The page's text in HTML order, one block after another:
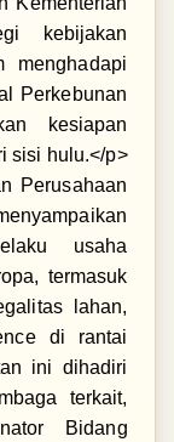
kebijakan
menghadapi
Perkebunan
kesiapan
sisi hulu.</p>
Perusahaan
usaha
termasuk
lahan,
di rantai
ini dihadiri
terkait,
Bidang